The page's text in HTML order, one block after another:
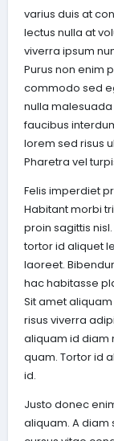
varius duis at
lectus nulla at
viverra ipsum
Purus non enim
commodo sed
nulla
faucibus
lorem sed risus
Pharetra vel
Felis imperdiet
Habitant morbi
proin sagittis
tortor id aliquet
laoreet.
hac habitasse
Sit amet
risus viverra
aliquam id diam
quam. Tortor id
id.
Justo donec
aliquam. A diam